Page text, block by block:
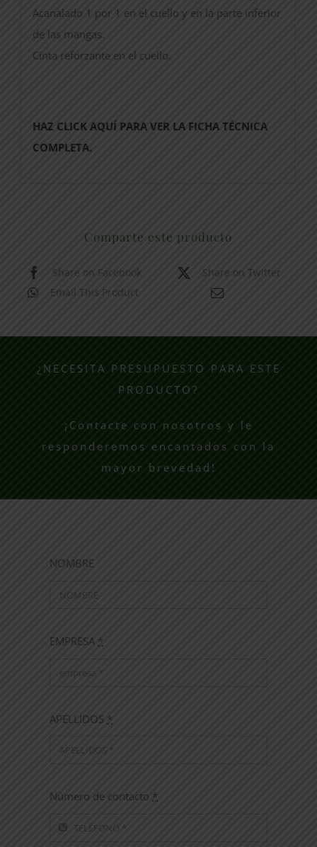
Acanalado 1 por 1 en el cuello y en la parte inferior
de las mangas.
Cinta reforzante en el cuello.
HAZ CLICK AQUÍ PARA VER LA FICHA TÉCNICA
COMPLETA.
Comparte este producto
Share on Facebook
Share on Twitter
Email This Product
¿NECESITA PRESUPUESTO PARA ESTE
PRODUCTO?
¡Contacte con nosotros y le
responderemos encantados con la
mayor brevedad!
NOMBRE
EMPRESA *
APELLIDOS *
Número de contacto *